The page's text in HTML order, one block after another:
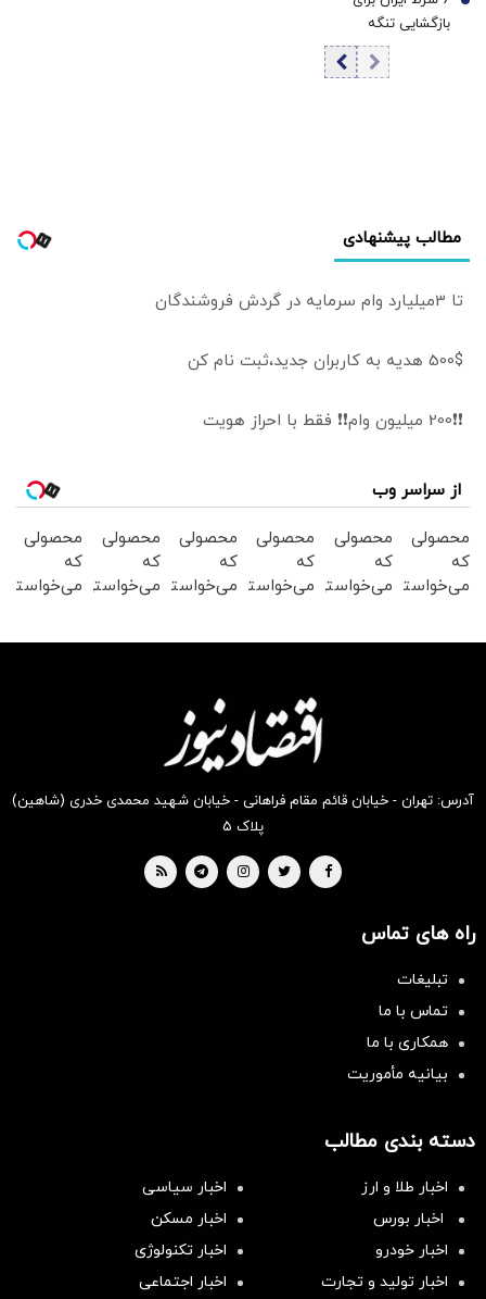
نمی‌توان جنگید |
برنامه این بود که
حتی به پاسگاه‌های
مرزی ما حمله شود
بازگشایی تنگه
هرمز/ شورای عالی
امنیت ملی تکلیف
7
مطالب پیشنهادی
تا 3میلیارد وام سرمایه در گردش فروشندگان
500$ هدیه به کاربران جدید،ثبت نام کن
❗❗200 میلیون وام❗❗ فقط با احراز هویت
از سراسر وب
محصولی
که
می‌خواستی
محصولی
که
می‌خواستی
محصولی
که
می‌خواستی
بخر !
محصولی
که
می‌خواستی
بخر !
محصولی
که
می‌خواستی
محصولی
که
می‌خواستی
آدرس: تهران - خیابان قائم مقام فراهانی - خیابان شهید محمدی خدری (شاهین)
پلاک ۵
راه های تماس
تبلیغات
تماس با ما
همکاری با ما
بیانیه مأموریت
دسته بندی مطالب
اخبار طلا و ارز
اخبار سیاسی
اخبار بورس
اخبار مسکن
اخبار خودرو
اخبار تکنولوژی
اخبار تولید و تجارت
اخبار اجتماعی